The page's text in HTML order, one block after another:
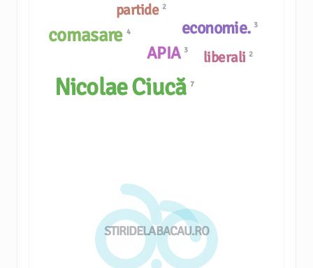
STIRIDELABACAU.RO
liberali 2
partide 2
APIA 3
economie. 3
comasare 4
Nicolae Ciucă7